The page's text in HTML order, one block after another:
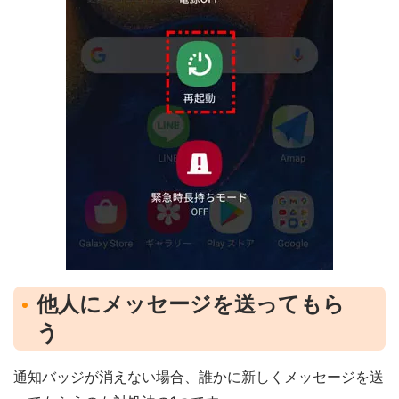
他人にメッセージを送ってもら
う
通知バッジが消えない場合、誰かに新しくメッセージを送